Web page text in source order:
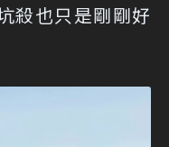
殺也只是剛剛好